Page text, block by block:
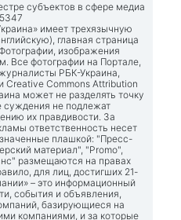
субъектов в сфере медиа
имеет трехязычную
главная страница
изображения
Все фотографии на Портале,
РБК-Украина,
Creative Commons Attribution
может не разделять точку
суждения не подлежат
их правдивости. За
ответственность несет
плашкой: "Пресс-
материал", "Promo",
размещаются на правах
для лиц, достигших 21-
– это информационный
события и объявления,
базирующиеся на
компаниями, и за которые